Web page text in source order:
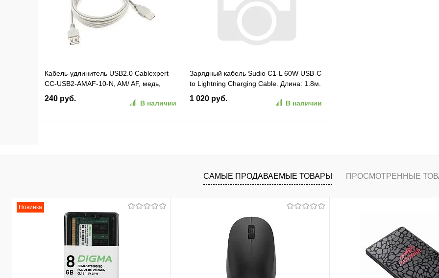
В избранное К сравнению В избранное К сравнению
Кабель-удлинитель USB2.0 Cablexpert
CC-USB2-AMAF-10-N, AM/ AF, медь,
3.0м, серый, пакет
240 руб.
В наличии
Зарядный кабель Sudio C1-L 60W USB-C
to Lightning Charging Cable. Длина: 1.8м.
Цвет: белый (C1LWHT)
1 020 руб.
В наличии
В избранное К сравнению
САМЫЕ ПРОДАВАЕМЫЕ ТОВАРЫ ПРОСМОТРЕННЫЕ
Новинка